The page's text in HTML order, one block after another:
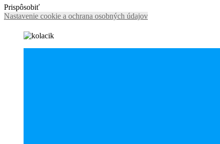
Prispôsobiť
Nastavenie cookie a ochrana osobných údajov